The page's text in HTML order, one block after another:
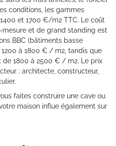
conditions, les gammes
et 1700 €/m2 TTC. Le coût
et de grand standing est
BBC (bâtiments basse
à 1800 € / m2, tandis que
de 1800 à 2500 € / m2. Le prix
: architecte, constructeur,
faites construire une cave ou
maison influe également sur